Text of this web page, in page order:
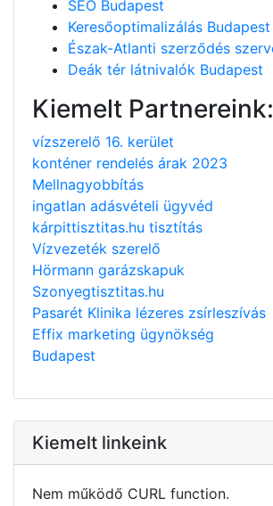
SEO Budapest
Keresőoptimalizálás Budapest
Észak-Atlanti szerződés
Deák tér látnivalók Budapest
Kiemelt Partnereink:
vízszerelő 16. kerület
konténer rendelés árak 2023
Mellnagyobbítás
ingatlan adásvételi ügyvéd
kárpittisztitas.hu tisztítás
Vízvezeték szerelő
Hörmann garázskapuk
Szonyegtisztitas.hu
Pasarét Klinika lézeres zsírleszívás
Effix marketing ügynökség
Budapest
Kiemelt linkeink
Nem működő CURL function.